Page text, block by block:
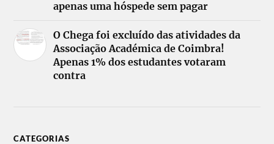
apenas uma hóspede sem pagar
O Chega foi excluído das atividades da
Associação Académica de Coimbra!
Apenas 1% dos estudantes votaram
contra
CATEGORIAS